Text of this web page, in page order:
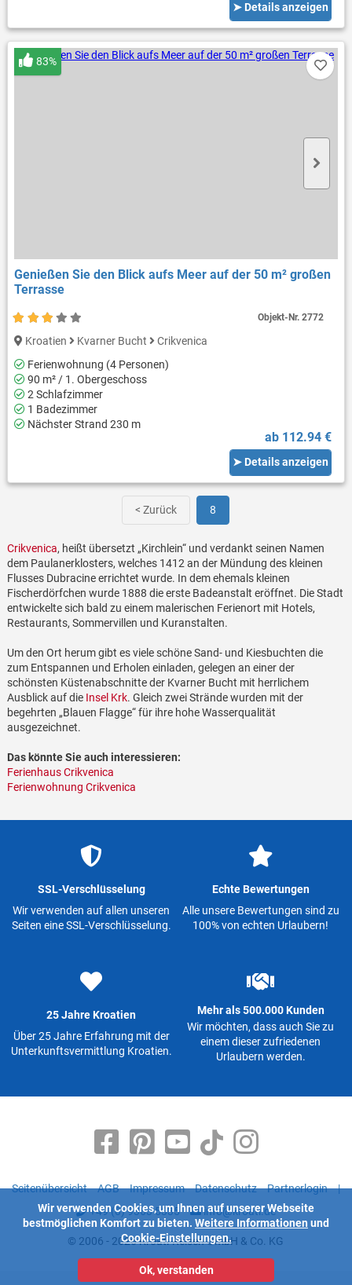
➤ Details anzeigen
Genießen Sie den Blick aufs Meer auf der 50 m² großen
Terrasse
83%
Kroatien Kvarner Bucht
Crikvenica
Ferienwohnung (4 Personen)
90 m² / 1. Obergeschoss
2 Schlafzimmer
1 Badezimmer
Nächster Strand 230 m
ab 112.94 €
➤ Details anzeigen
Objekt-Nr.2772
< Zurück 8
Crikvenica, heißt übersetzt „Kirchlein“ und verdankt seinen Namen
dem Paulanerklosters, welches 1412 an der Mündung des kleinen
Flusses Dubracine errichtet wurde. In dem ehemals kleinen
Fischerdörfchen wurde 1888 die erste Badeanstalt eröffnet. Die Stadt
entwickelte sich bald zu einem malerischen Ferienort mit Hotels,
Restaurants, Sommervillen und Kuranstalten.
Um den Ort herum gibt es viele schöne Sand- und Kiesbuchten die
zum Entspannen und Erholen einladen, gelegen an einer der
schönsten Küstenabschnitte der Kvarner Bucht mit herrlichem
Ausblick auf die Insel Krk. Gleich zwei Strände wurden mit der
begehrten „Blauen Flagge“ für ihre hohe Wasserqualität
ausgezeichnet.
Das könnte Sie auch interessieren:
Ferienhaus Crikvenica
Ferienwohnung Crikvenica
SSL-Verschlüsselung
Wir verwenden auf allen unseren
Seiten eine SSL-Verschlüsselung.
Echte Bewertungen
Alle unsere Bewertungen sind zu
100% von echten Urlaubern!
25 Jahre Kroatien
Über 25 Jahre Erfahrung mit der
Unterkunftsvermittlung Kroatien.
Mehr als 500.000 Kunden
Wir möchten, dass auch Sie zu
einem dieser zufriedenen
Urlaubern werden.
Seitenübersicht AGB Impressum Datenschutz Partnerlogin
|
+49 (0) 9363 5335
info@kroati.de
© 2006 - 2026 Kroati-Reisen GmbH & Co. KG
Wir verwenden Cookies, um Ihnen auf unserer Webseite
bestmöglichen Komfort zu bieten. Weitere Informationen und
Cookie-Einstellungen.
Ok, verstanden